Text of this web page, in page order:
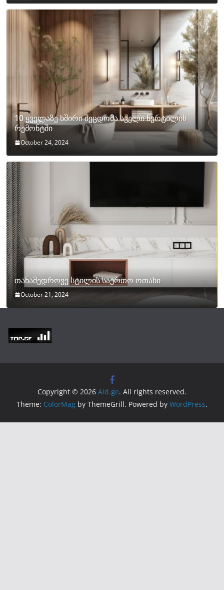
10 ყველაზე ხშირი შეცდომა სველი წერტილის
რემონტში
October 24, 2024
თანამედროვე სტილის საერთო ოთახი
October 21, 2024
Copyright © 2026 Aid.ge. All rights reserved.
Theme: ColorMag by ThemeGrill. Powered by WordPress.